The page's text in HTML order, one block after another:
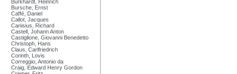
Burkhardt, Heinrich
Bursche, Ernst
Caffé, Daniel
Callot, Jacques
Canisius, Richard
Castell, Johann Anton
Castiglione, Giovanni Benedetto
Christoph, Hans
Claus, Carlfriedrich
Corinth, Lovis
Correggio, Antonio da
Craig, Edward Henry Gordon